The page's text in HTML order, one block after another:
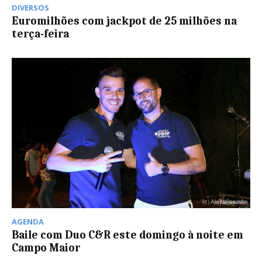
DIVERSOS
Euromilhões com jackpot de 25 milhões na
terça-feira
AGENDA
Baile com Duo C&R este domingo à noite em
Campo Maior